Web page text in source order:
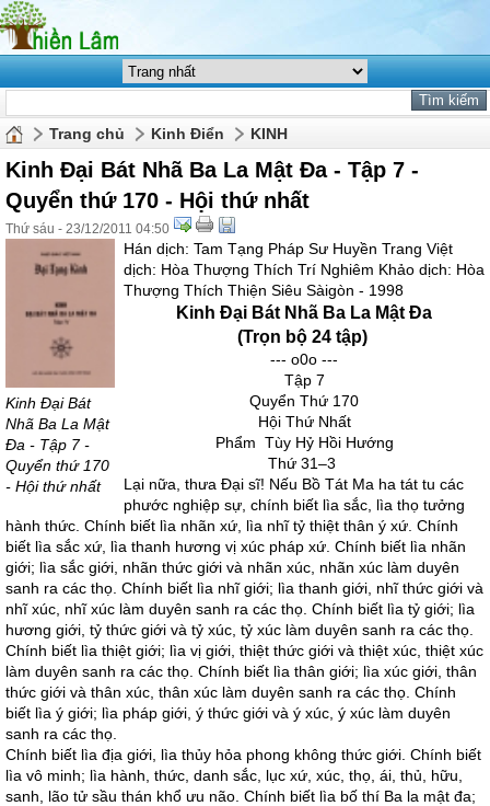
Trang chủ Kinh Điển KINH
Kinh Đại Bát Nhã Ba La Mật Đa - Tập 7 -
Quyển thứ 170 - Hội thứ nhất
Thứ sáu - 23/12/2011 04:50
Kinh Đại Bát
Nhã Ba La Mật
Đa - Tập 7 -
Quyển thứ 170
- Hội thứ nhất
Hán dịch: Tam Tạng Pháp Sư Huyền Trang Việt
dịch: Hòa Thượng Thích Trí Nghiêm Khảo dịch: Hòa
Thượng Thích Thiện Siêu Sàigòn - 1998
Kinh Đại Bát Nhã Ba La Mật Đa
(Trọn bộ 24 tập)
--- o0o ---
Tập 7
Quyển Thứ 170
Hội Thứ Nhất
Phẩm Tùy Hỷ Hồi Hướng
Thứ 31–3
Lại nữa, thưa Ðại sĩ! Nếu Bồ Tát Ma ha tát tu các
phước nghiệp sự, chính biết lìa sắc, lìa thọ tưởng
hành thức. Chính biết lìa nhãn xứ, lìa nhĩ tỷ thiệt thân ý xứ. Chính
biết lìa sắc xứ, lìa thanh hương vị xúc pháp xứ. Chính biết lìa nhãn
giới; lìa sắc giới, nhãn thức giới và nhãn xúc, nhãn xúc làm duyên
sanh ra các thọ. Chính biết lìa nhĩ giới; lìa thanh giới, nhĩ thức giới và
nhĩ xúc, nhĩ xúc làm duyên sanh ra các thọ. Chính biết lìa tỷ giới; lìa
hương giới, tỷ thức giới và tỷ xúc, tỷ xúc làm duyên sanh ra các thọ.
Chính biết lìa thiệt giới; lìa vị giới, thiệt thức giới và thiệt xúc, thiệt xúc
làm duyên sanh ra các thọ. Chính biết lìa thân giới; lìa xúc giới, thân
thức giới và thân xúc, thân xúc làm duyên sanh ra các thọ. Chính
biết lìa ý giới; lìa pháp giới, ý thức giới và ý xúc, ý xúc làm duyên
sanh ra các thọ.
Chính biết lìa địa giới, lìa thủy hỏa phong không thức giới. Chính biết
lìa vô minh; lìa hành, thức, danh sắc, lục xứ, xúc, thọ, ái, thủ, hữu,
sanh, lão tử sầu thán khổ ưu não. Chính biết lìa bố thí Ba la mật đa;